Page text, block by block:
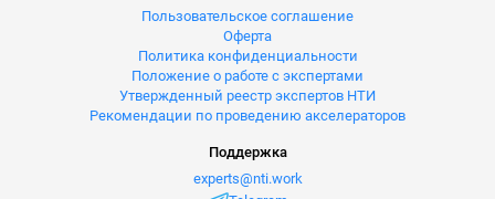
Пользовательское соглашение
Оферта
Политика конфиденциальности
Положение о работе с экспертами
Утвержденный реестр экспертов НТИ
Рекомендации по проведению акселераторов
Поддержка
experts@nti.work